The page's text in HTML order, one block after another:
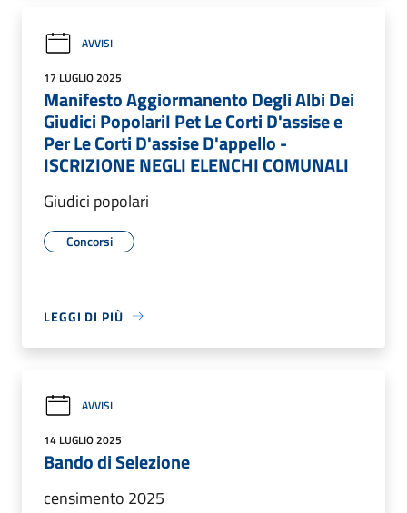
AVVISI
17 LUGLIO 2025
Manifesto Aggiormanento Degli Albi Dei
Giudici PopolariI Pet Le Corti D'assise e
Per Le Corti D'assise D'appello -
ISCRIZIONE NEGLI ELENCHI COMUNALI
Giudici popolari
Concorsi
LEGGI DI PIÙ
AVVISI
14 LUGLIO 2025
Bando di Selezione
censimento 2025